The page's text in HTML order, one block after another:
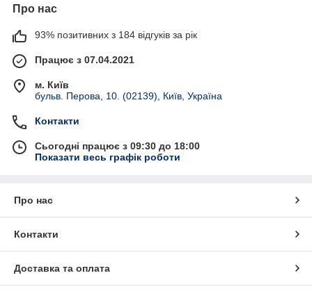
Про нас
93% позитивних з 184 відгуків за рік
Працює з 07.04.2021
м. Київ
бульв. Перова, 10. (02139), Київ, Україна
Контакти
Сьогодні працює з 09:30 до 18:00
Показати весь графік роботи
Про нас
Контакти
Доставка та оплата